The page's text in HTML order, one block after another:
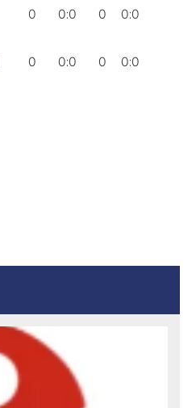
0 0:0 0 0:0
0 0:0 0 0:0